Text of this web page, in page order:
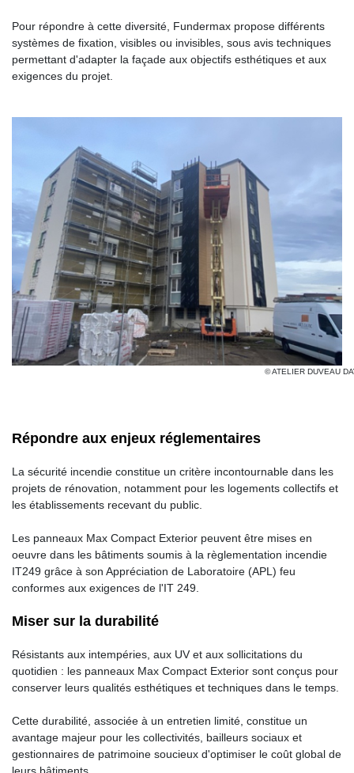
Pour répondre à cette diversité, Fundermax propose différents
systèmes de fixation, visibles ou invisibles, sous avis techniques
permettant d'adapter la façade aux objectifs esthétiques et aux
exigences du projet.
© ATELIER DUVEAU
Répondre aux enjeux réglementaires
La sécurité incendie constitue un critère incontournable dans les
projets de rénovation, notamment pour les logements collectifs et
les établissements recevant du public.
Les panneaux Max Compact Exterior peuvent être mises en
oeuvre dans les bâtiments soumis à la règlementation incendie
IT249 grâce à son Appréciation de Laboratoire (APL) feu
conformes aux exigences de l'IT 249.
Miser sur la durabilité
Résistants aux intempéries, aux UV et aux sollicitations du
quotidien : les panneaux Max Compact Exterior sont conçus pour
conserver leurs qualités esthétiques et techniques dans le temps.
Cette durabilité, associée à un entretien limité, constitue un
avantage majeur pour les collectivités, bailleurs sociaux et
gestionnaires de patrimoine soucieux d'optimiser le coût global de